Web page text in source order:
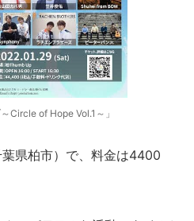
Circle of Hope Vol.1～」
県柏市）で、料金は4400